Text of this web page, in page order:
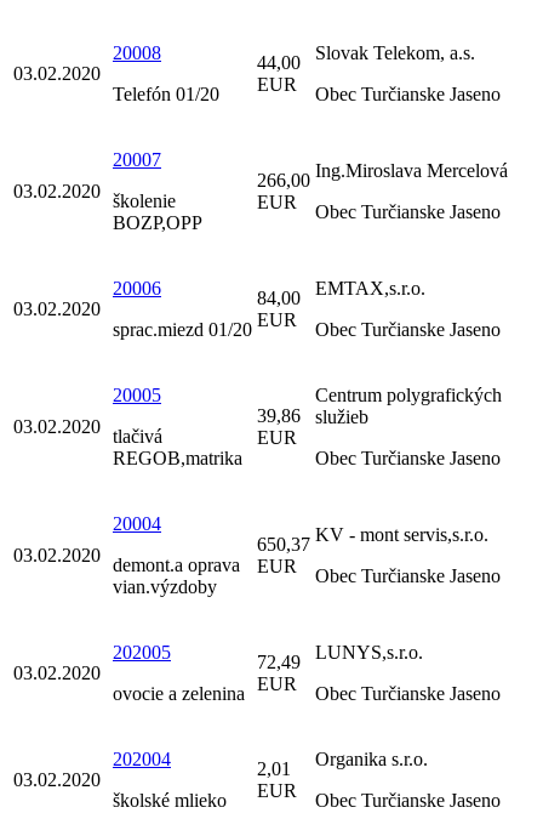
03.02.2020
20008
Telefón 01/20
44,00
EUR
Slovak Telekom, a.s.
Obec Turčianske Jaseno
03.02.2020
20007
školenie
BOZP,OPP
266,00
EUR
Ing.Miroslava Mercelová
Obec Turčianske Jaseno
03.02.2020
20006
sprac.miezd 01/20
84,00
EUR
EMTAX,s.r.o.
Obec Turčianske Jaseno
03.02.2020
20005
tlačivá
REGOB,matrika
39,86
EUR
Centrum polygrafických
služieb
Obec Turčianske Jaseno
03.02.2020
20004
demont.a oprava
vian.výzdoby
650,37
EUR
KV - mont servis,s.r.o.
Obec Turčianske Jaseno
03.02.2020
202005
ovocie a zelenina
72,49
EUR
LUNYS,s.r.o.
Obec Turčianske Jaseno
03.02.2020
202004
školské mlieko
2,01
EUR
Organika s.r.o.
Obec Turčianske Jaseno